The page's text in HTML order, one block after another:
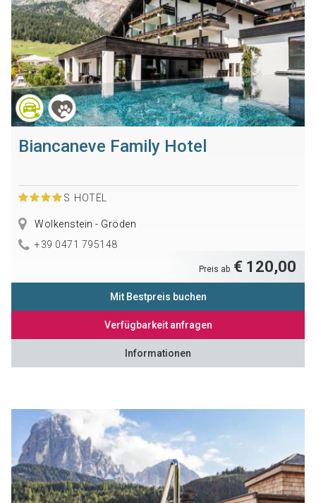
Biancaneve Family Hotel
S HOTEL
Wolkenstein - Gröden
+39 0471 795148
Preis ab € 120,00
Mit Bestpreis buchen
Verfügbarkeit anfragen
Informationen